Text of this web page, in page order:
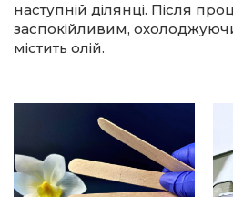
наступній ділянці. Після
заспокійливим,
містить олій.